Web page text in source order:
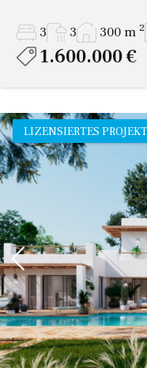
3 3 300 m 2
1.600.000 €
LIZENSIERTES PROJEKT